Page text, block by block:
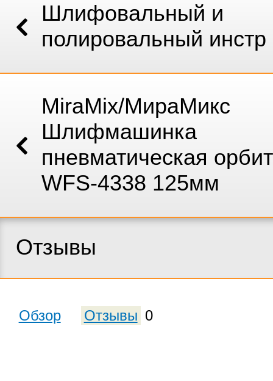
Шлифовальный и
полировальный инстр
MiraMix/МираМикс
Шлифмашинка
пневматическая
WFS-4338 125мм
Отзывы
Обзор Отзывы 0